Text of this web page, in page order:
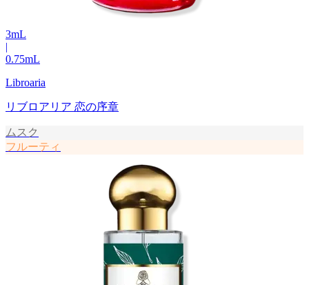
3mL
|
0.75mL
Libroaria
リブロアリア 恋の序章
ムスク
フルーティ